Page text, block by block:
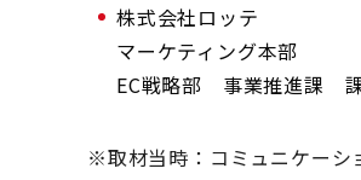
株式会社ロッテ
マーケティング本部
EC戦略部 事業推進課
※取材当時：コミュニケーシ